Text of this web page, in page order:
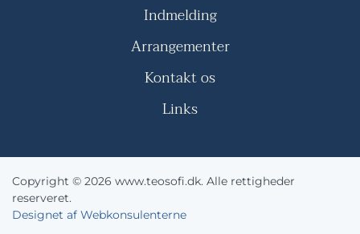
Indmelding
Arrangementer
Kontakt os
Links
Copyright © 2026 www.teosofi.dk. Alle rettigheder
reserveret.
Designet af Webkonsulenterne